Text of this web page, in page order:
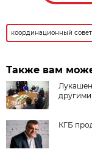
координационный совет
Также вам
КГБ